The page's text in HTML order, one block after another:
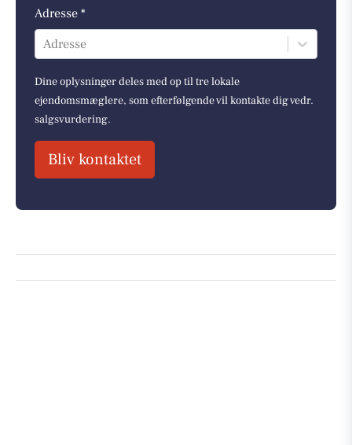
Adresse *
Adresse
Dine oplysninger deles med op til tre lokale
ejendomsmæglere, som efterfølgende vil kontakte dig vedr.
salgsvurdering.
Bliv kontaktet